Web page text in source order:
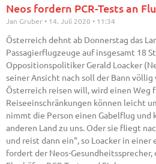
Neos fordern PCR-Tests an
Jan Gruber 14. Juli 2020 11:34
Österreich dehnt ab Donnerstag das
Passagierflugzeuge auf insgesamt 18
Oppositionspolitiker Gerald Loacker
seiner Ansicht nach soll der Bann völlig
Österreich reisen will, wird einen Weg
Reiseeinschränkungen können leicht
nimmt die Person einen Gabelflug und
anderen Land zu uns. Oder sie fliegt
und reist dann ein“, so Loacker in
fordert der Neos-Gesundheitssprecher,